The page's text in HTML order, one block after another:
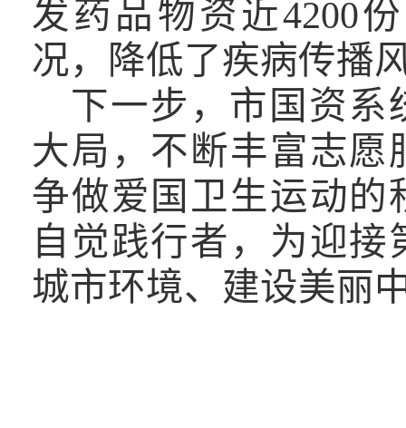
发药品物资近4200份
况，降低了疾病传播
下一步， 市国资系
大局，不断丰富志愿
争做爱国卫生运动的
自觉践行者，为迎
城市环境、建设美丽